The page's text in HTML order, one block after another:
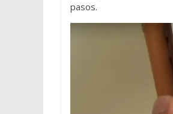
pasos.